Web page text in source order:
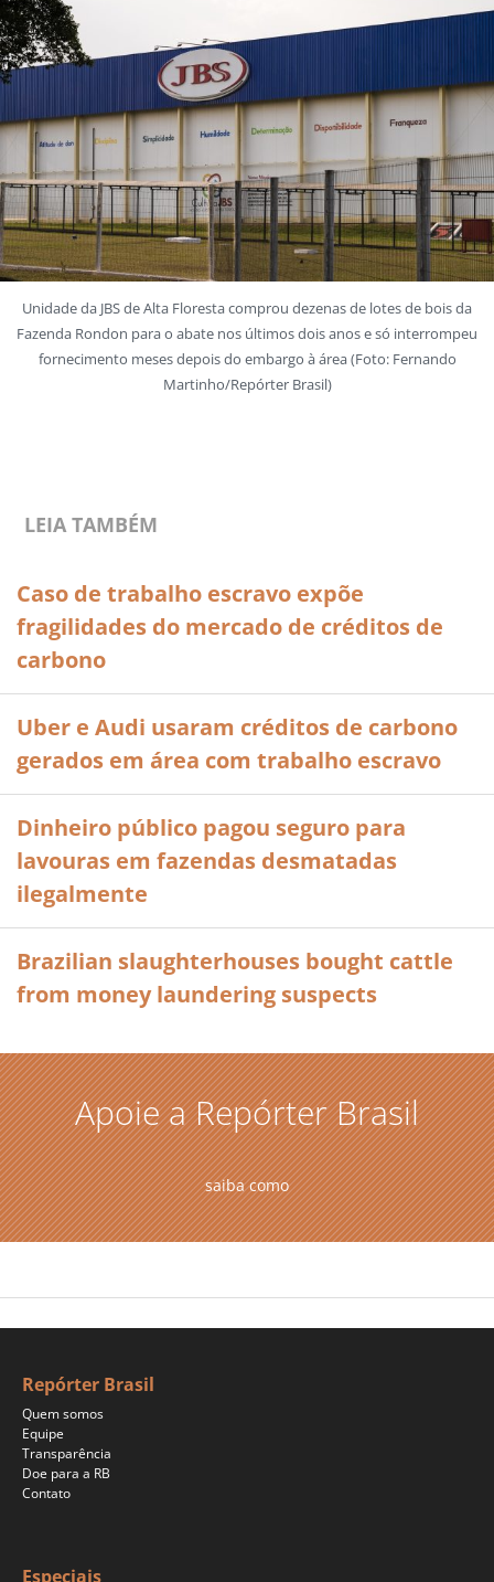
Unidade da JBS de Alta Floresta comprou dezenas de lotes de bois da
Fazenda Rondon para o abate nos últimos dois anos e só interrompeu
fornecimento meses depois do embargo à área (Foto: Fernando
Martinho/Repórter Brasil)
LEIA TAMBÉM
Caso de trabalho escravo expõe
fragilidades do mercado de créditos de
carbono
Uber e Audi usaram créditos de carbono
gerados em área com trabalho escravo
Dinheiro público pagou seguro para
lavouras em fazendas desmatadas
ilegalmente
Brazilian slaughterhouses bought cattle
from money laundering suspects
Apoie a Repórter Brasil
saiba como
Repórter Brasil
Quem somos
Equipe
Transparência
Doe para a RB
Contato
Especiais